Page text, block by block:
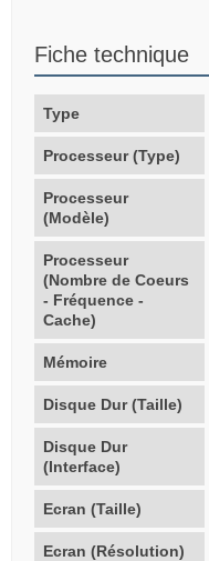
Fiche technique
Type
Processeur (Type)
Processeur
(Modèle)
Processeur
(Nombre de Coeurs
- Fréquence -
Cache)
Mémoire
Disque Dur (Taille)
Disque Dur
(Interface)
Ecran (Taille)
Ecran (Résolution)